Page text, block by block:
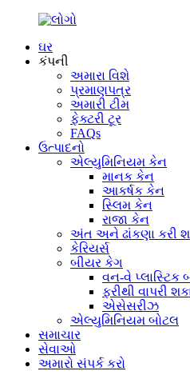
ઘર
કંપની
અમારા વિશે
પ્રમાણપત્ર
અમારી ટીમ
ફેક્ટરી ટૂર
FAQs
ઉત્પાદનો
એલ્યુમિનિયમ કેન
માનક કેન
આકર્ષક કેન
સ્લિમ કેન
રાજા કેન
અંત અને ઢાંકણા કરી
કેરિયર્સ
બીયર કેગ
વન-વે પ્લાસ્ટિક
ફરીથી વાપરી
એસેસરીઝ
એલ્યુમિનિયમ બોટલ
સમાચાર
સેવાઓ
અમારો સંપર્ક કરો